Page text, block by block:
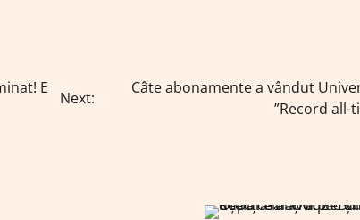
E
Next:
Câte abonamente a vândut
”Record all-